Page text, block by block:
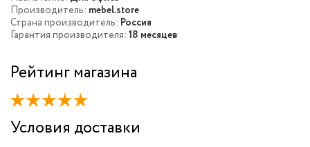
Производитель: mebel.store
Страна производитель: Россия
Гарантия производителя: 18 месяцев
Рейтинг магазина
Условия доставки